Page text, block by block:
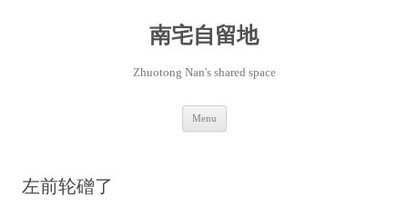
南宅自留地
Zhuotong Nan's shared space
Menu
左前轮磳了